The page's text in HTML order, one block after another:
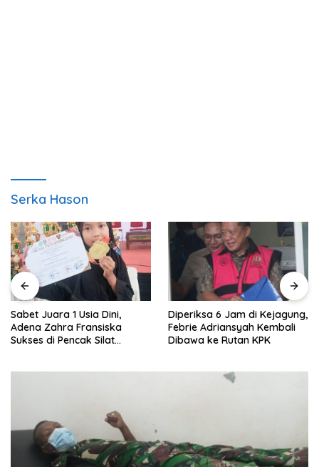
Serka Hason
Sabet Juara 1 Usia Dini,
Adena Zahra Fransiska
Sukses di Pencak Silat
Diperiksa 6 Jam di Kejagung,
Febrie Adriansyah Kembali
Dibawa ke Rutan KPK